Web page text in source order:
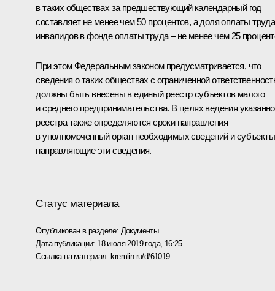
в таких обществах за предшествующий календарный год
составляет не менее чем 50 процентов, а доля оплаты труда
инвалидов в фонде оплаты труда – не менее чем 25
При этом Федеральным законом предусматривается, что
сведения о таких обществах с ограниченной
должны быть внесены в единый реестр субъектов малого
и среднего предпринимательства. В целях ведения
реестра также определяются сроки направления
в уполномоченный орган необходимых сведений и
направляющие эти сведения.
Статус материала
Опубликован в разделе: Документы
Дата публикации: 18 июля 2019 года, 16:25
Ссылка на материал: kremlin.ru/d/61019